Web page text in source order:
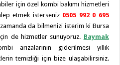
için özel kombi bakımı hizmetleri
etmek isterseniz 0505 992 0 695
zamanda da bilmenizi isterim ki Bursa
de hizmetler sunuyoruz. Baymak
arızalarının giderilmesi yıllık
temizliği için bize ulaşabilirsiniz.